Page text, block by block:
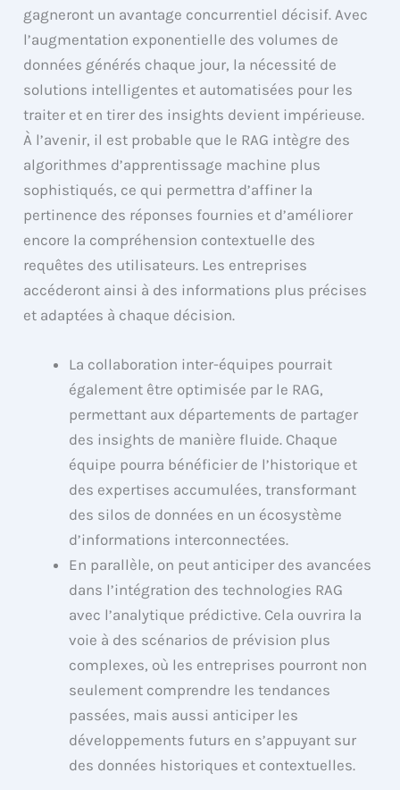
gagneront un avantage concurrentiel décisif. Avec
l’augmentation exponentielle des volumes de
données générés chaque jour, la nécessité de
solutions intelligentes et automatisées pour les
traiter et en tirer des insights devient impérieuse.
À l’avenir, il est probable que le RAG intègre des
algorithmes d’apprentissage machine plus
sophistiqués, ce qui permettra d’affiner la
pertinence des réponses fournies et d’améliorer
encore la compréhension contextuelle des
requêtes des utilisateurs. Les entreprises
accéderont ainsi à des informations plus précises
et adaptées à chaque décision.
La collaboration inter-équipes pourrait
également être optimisée par le RAG,
permettant aux départements de partager
des insights de manière fluide. Chaque
équipe pourra bénéficier de l’historique et
des expertises accumulées, transformant
des silos de données en un écosystème
d’informations interconnectées.
En parallèle, on peut anticiper des avancées
dans l’intégration des technologies RAG
avec l’analytique prédictive. Cela ouvrira la
voie à des scénarios de prévision plus
complexes, où les entreprises pourront non
seulement comprendre les tendances
passées, mais aussi anticiper les
développements futurs en s’appuyant sur
des données historiques et contextuelles.